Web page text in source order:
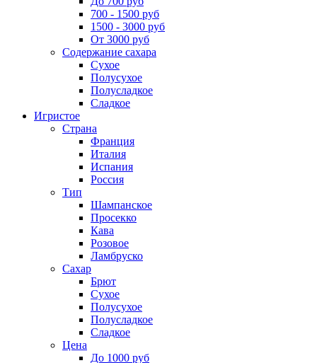
700 - 1500 руб
1500 - 3000 руб
От 3000 руб
Содержание сахара
Сухое
Полусухое
Полусладкое
Сладкое
Игристое
Страна
Франция
Италия
Испания
Россия
Тип
Шампанское
Просекко
Кава
Розовое
Ламбруско
Сахар
Брют
Сухое
Полусухое
Полусладкое
Сладкое
Цена
До 1000 руб